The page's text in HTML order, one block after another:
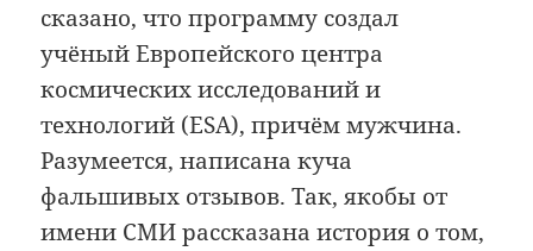
сказано, что программу создал
учёный Европейского центра
космических исследований и
технологий (ESA), причём мужчина.
Разумеется, написана куча
фальшивых отзывов. Так, якобы от
имени СМИ рассказана история о том,